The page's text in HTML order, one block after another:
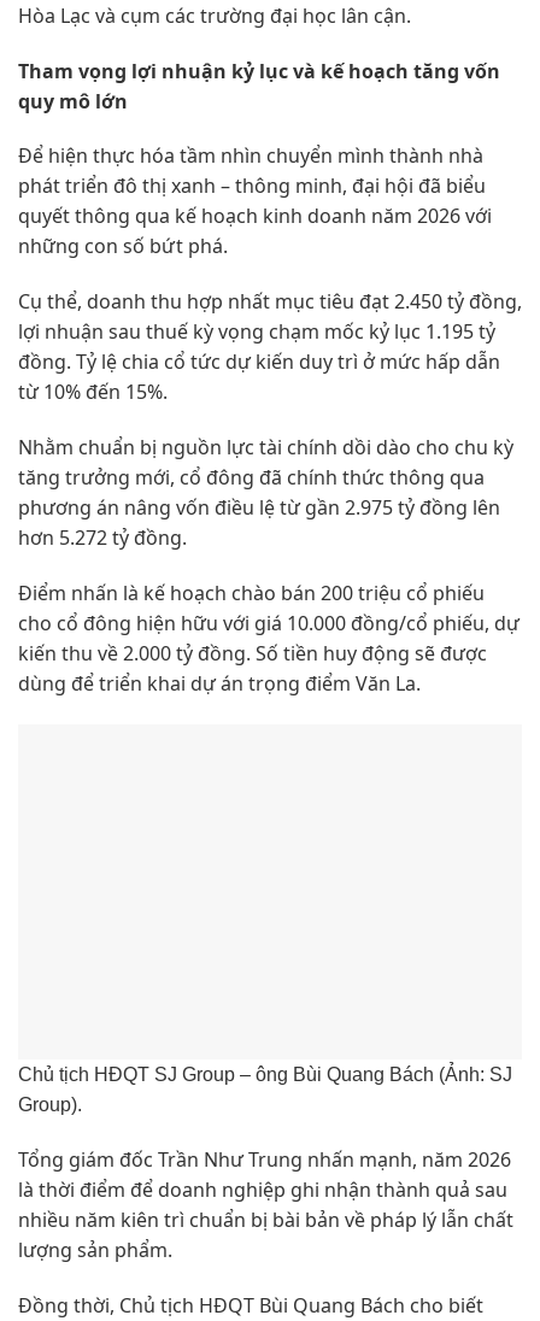
Hòa Lạc và cụm các trường đại học lân cận.
Tham vọng lợi nhuận kỷ lục và kế hoạch tăng vốn
quy mô lớn
Để hiện thực hóa tầm nhìn chuyển mình thành nhà
phát triển đô thị xanh – thông minh, đại hội đã biểu
quyết thông qua kế hoạch kinh doanh năm 2026 với
những con số bứt phá.
Cụ thể, doanh thu hợp nhất mục tiêu đạt 2.450 tỷ đồng,
lợi nhuận sau thuế kỳ vọng chạm mốc kỷ lục 1.195 tỷ
đồng. Tỷ lệ chia cổ tức dự kiến duy trì ở mức hấp dẫn
từ 10% đến 15%.
Nhằm chuẩn bị nguồn lực tài chính dồi dào cho chu kỳ
tăng trưởng mới, cổ đông đã chính thức thông qua
phương án nâng vốn điều lệ từ gần 2.975 tỷ đồng lên
hơn 5.272 tỷ đồng.
Điểm nhấn là kế hoạch chào bán 200 triệu cổ phiếu
cho cổ đông hiện hữu với giá 10.000 đồng/cổ phiếu, dự
kiến thu về 2.000 tỷ đồng. Số tiền huy động sẽ được
dùng để triển khai dự án trọng điểm Văn La.
Chủ tịch HĐQT SJ Group – ông Bùi Quang Bách (Ảnh: SJ
Group).
Tổng giám đốc Trần Như Trung nhấn mạnh, năm 2026
là thời điểm để doanh nghiệp ghi nhận thành quả sau
nhiều năm kiên trì chuẩn bị bài bản về pháp lý lẫn chất
lượng sản phẩm.
Đồng thời, Chủ tịch HĐQT Bùi Quang Bách cho biết